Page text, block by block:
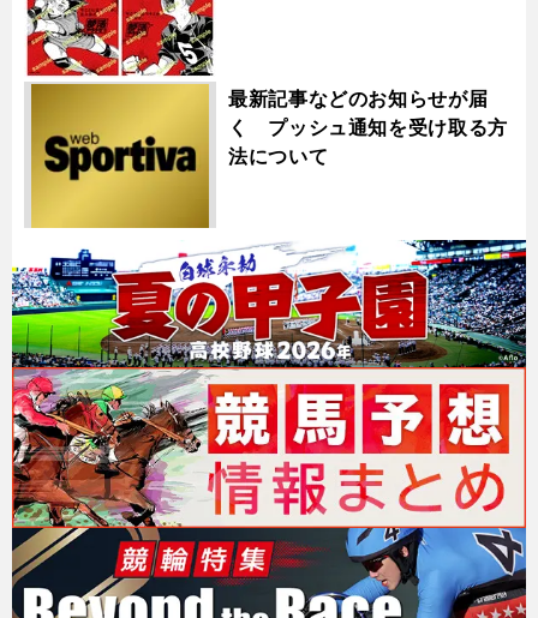
最新記事などのお知らせが届
く プッシュ通知を受け取る方
法について